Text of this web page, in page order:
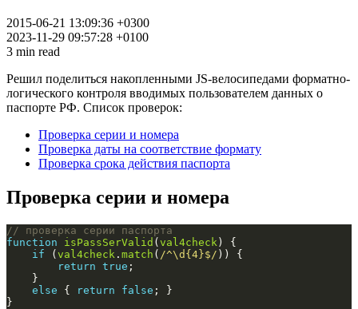
2015-06-21 13:09:36 +0300
2023-11-29 09:57:28 +0100
3 min read
Решил поделиться накопленными JS-велосипедами форматно-
логического контроля вводимых пользователем данных о
паспорте РФ. Список проверок:
Проверка серии и номера
Проверка даты на соответствие формату
Проверка срока действия паспорта
Проверка серии и номера
function
isPassSerValid (val4check
if (val4check . match ( /^\d{4}$/
return true
else { return false